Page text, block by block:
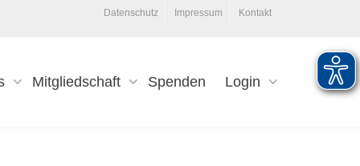
Datenschutz Impressum Kontakt
Mitgliedschaft Spenden Login